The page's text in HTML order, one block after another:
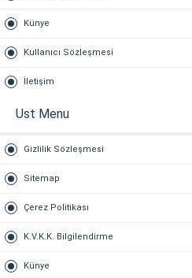
Künye
Kullanıcı Sözleşmesi
İletişim
Ust Menu
Gizlilik Sözleşmesi
Sitemap
Çerez Politikası
K.V.K.K. Bilgilendirme
Künye